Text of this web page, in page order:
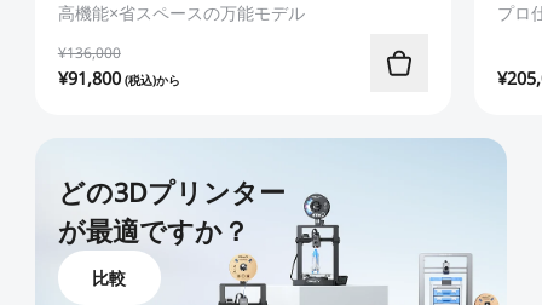
高機能×省スペースの万能モデル
¥136,000
¥91,800(税込)から
プロ
¥
どの3Dプリンター
が最適ですか？
比較